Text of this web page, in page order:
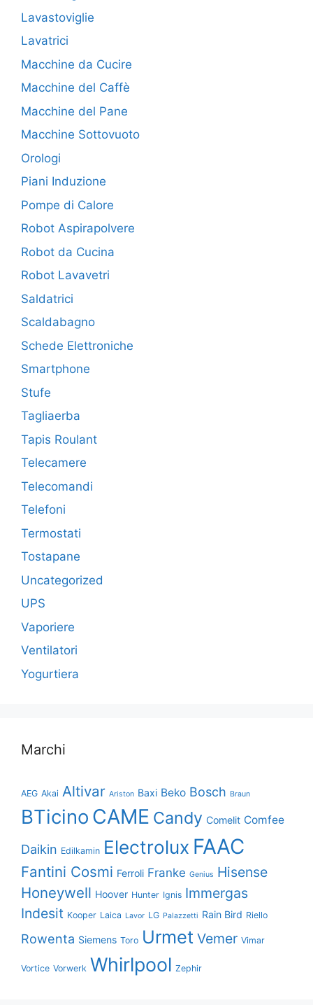
Lavastoviglie
Lavatrici
Macchine da Cucire
Macchine del Caffè
Macchine del Pane
Macchine Sottovuoto
Orologi
Piani Induzione
Pompe di Calore
Robot Aspirapolvere
Robot da Cucina
Robot Lavavetri
Saldatrici
Scaldabagno
Schede Elettroniche
Smartphone
Stufe
Tagliaerba
Tapis Roulant
Telecamere
Telecomandi
Telefoni
Termostati
Tostapane
Uncategorized
UPS
Vaporiere
Ventilatori
Yogurtiera
Marchi
AEG Akai Altivar Ariston Baxi Beko Bosch Braun
BTicino CAME Candy Comelit Comfee
Daikin Edilkamin Electrolux FAAC
Fantini Cosmi Ferroli Franke Genius Hisense
Honeywell Hoover Hunter Ignis Immergas
Indesit Kooper Laica Lavor LG Palazzetti Rain Bird Riello
Rowenta Siemens Toro Urmet Vemer Vimar
Vortice Vorwerk Whirlpool Zephir